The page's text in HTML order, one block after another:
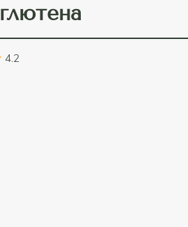
4.2